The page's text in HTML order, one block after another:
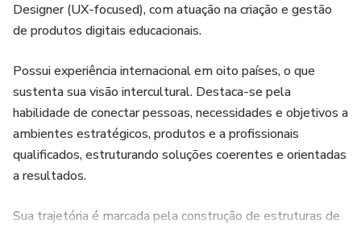
Designer (UX-focused), com atuação na criação e gestão
de produtos digitais educacionais.
Possui experiência internacional em oito países, o que
sustenta sua visão intercultural. Destaca-se pela
habilidade de conectar pessoas, necessidades e objetivos a
ambientes estratégicos, produtos e a profissionais
qualificados, estruturando soluções coerentes e orientadas
a resultados.
Sua trajetória é marcada pela construção de estruturas de